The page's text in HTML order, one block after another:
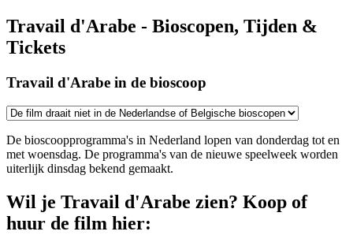
Travail d'Arabe - Bioscopen, Tijden &
Tickets
Travail d'Arabe in de bioscoop
De bioscoopprogramma's in Nederland lopen van donderdag tot en
met woensdag. De programma's van de nieuwe speelweek worden
uiterlijk dinsdag bekend gemaakt.
Wil je Travail d'Arabe zien? Koop of
huur de film hier: